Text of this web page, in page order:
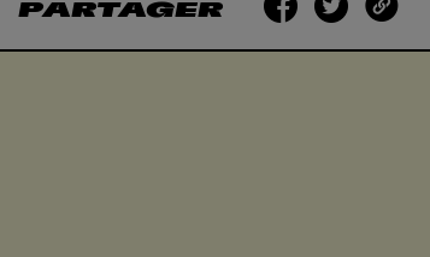
PARTAGER